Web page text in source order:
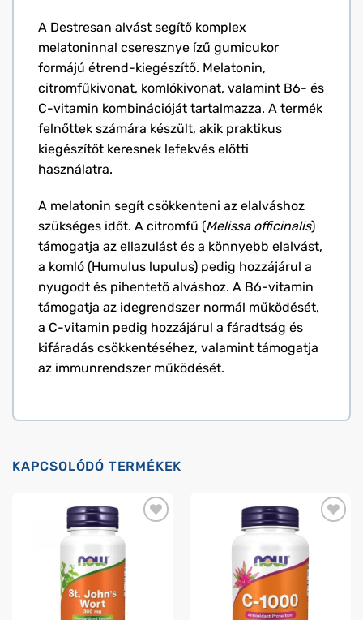
A Destresan alvást segítő komplex
melatoninnal cseresznye ízű gumicukor
formájú étrend-kiegészítő. Melatonin,
citromfűkivonat, komlókivonat, valamint B6- és
C-vitamin kombinációját tartalmazza. A termék
felnőttek számára készült, akik praktikus
kiegészítőt keresnek lefekvés előtti
használatra.
A melatonin segít csökkenteni az elalváshoz
szükséges időt. A citromfű (Melissa officinalis)
támogatja az ellazulást és a könnyebb elalvást,
a komló (Humulus lupulus) pedig hozzájárul a
nyugodt és pihentető alváshoz. A B6-vitamin
támogatja az idegrendszer normál működését,
a C-vitamin pedig hozzájárul a fáradtság és
kifáradás csökkentéséhez, valamint támogatja
az immunrendszer működését.
KAPCSOLÓDÓ TERMÉKEK